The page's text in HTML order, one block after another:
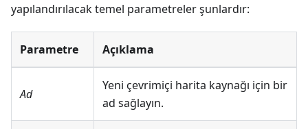
yapılandırılacak temel parametreler şunlardır:
Parametre Açıklama
Ad
Yeni çevrimiçi harita kaynağı için bir
ad sağlayın.